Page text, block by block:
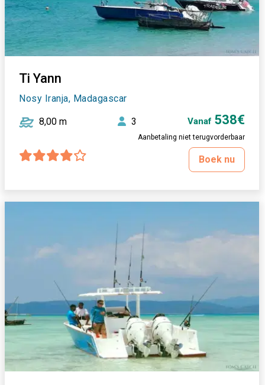
Ti Yann
Nosy Iranja, Madagascar
8,00 m 3 Vanaf 538€
Aanbetaling niet terugvorderbaar
Boek nu